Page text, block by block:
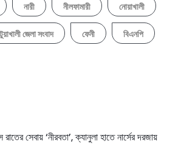
নারী নীলফামারী নোয়াখালী
জেলা সংবাদ ফেনী বিএনপি
রাতের সেবায় ‘নীরবতা’, ক্যানুলা হাতে নার্সের দরজায়